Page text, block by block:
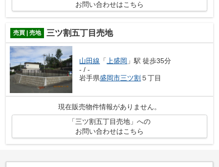
お問い合わせはこちら
売買 | 売地 三ツ割五丁目売地
山田線 「 上盛岡 」駅 徒歩35分
- / -
岩手県盛岡市三ツ割 ５丁目
現在販売物件情報がありません。
「三ツ割五丁目売地」への
お問い合わせはこちら